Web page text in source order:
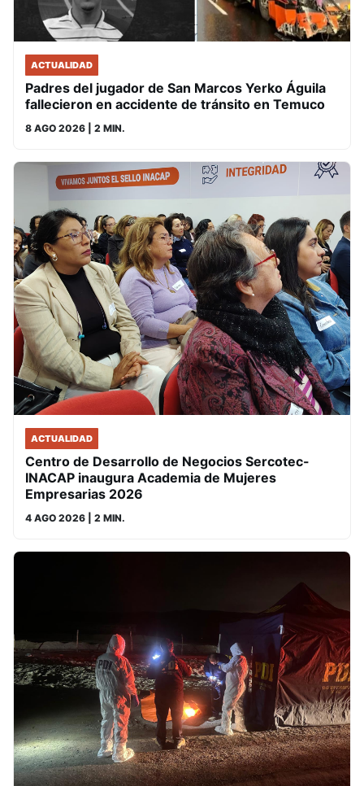
ACTUALIDAD
Padres del jugador de San Marcos Yerko Águila
fallecieron en accidente de tránsito en Temuco
8 AGO 2026 | 2 MIN.
ACTUALIDAD
Centro de Desarrollo de Negocios Sercotec-
INACAP inaugura Academia de Mujeres
Empresarias 2026
4 AGO 2026 | 2 MIN.